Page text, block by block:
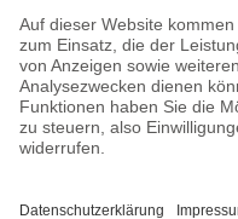
Info zu
Informationen zur